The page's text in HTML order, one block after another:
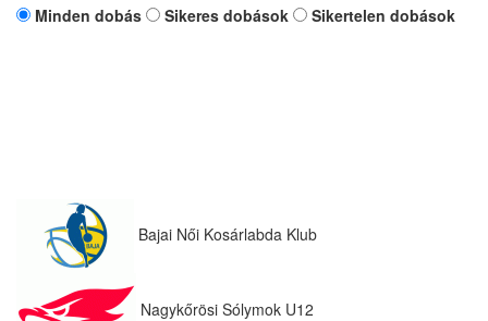
Minden dobás
Sikeres dobások Sikertelen dobások
Bajai Női Kosárlabda Klub
Nagykőrösi Sólymok U12